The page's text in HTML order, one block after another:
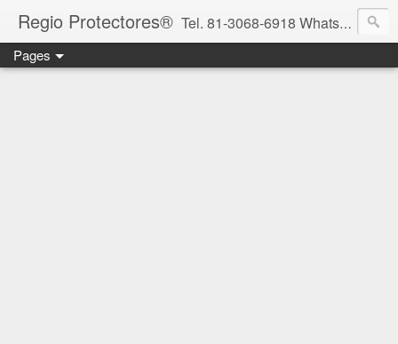
Regio Protectores® Tel. 81-3068-6918 WhatsApp 81-2636-2823 / 33-1145-3780 cotizacionregioprotectores@gmail.com / regioprotectores@gmail.com https://www.facebook.com/RegioProtectores/
Pages